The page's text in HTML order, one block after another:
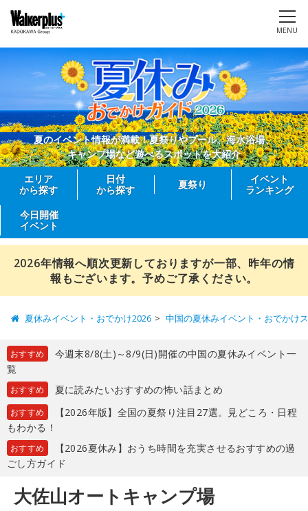
MENU
夏のイベント情報が満載！夏祭りやプール、海水浴場、
キャンプ場など遊べるスポットを大紹介
エリア
から探す
日付
から探す
夏祭り
イベント
ランキング
今日開催
イベント
2026年情報へ順次更新しておりますが一部、昨年の情
報もございます。予めご了承ください。
夏休みイベント・おでかけ2026 中国の夏休みイベント・おでかけ
おすすめ
今週末8/8(土)～8/9(日)開催の中国の夏休みイベント一
覧
おすすめ 夏に読みたいおすすめの怖い話まとめ
おすすめ
【2026年版】全国の夏祭り注目27選。見どころ・日程
もわかる！
おすすめ
【2026夏休み】おうち時間を充実させるおすすめの過
ごし方ガイド
大佐山オートキャンプ場